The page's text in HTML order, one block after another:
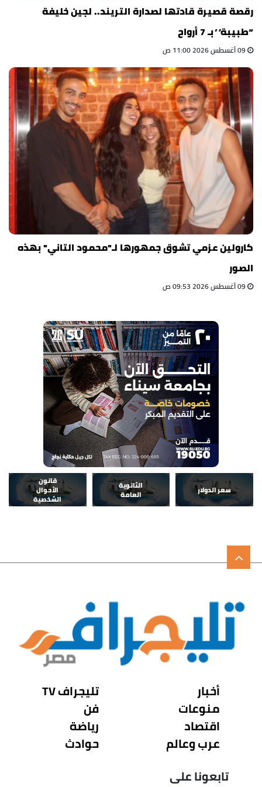
رقصة قصيرة قادتها لصدارة التريند.. لجين خليفة
“طبيبة” بـ 7 أرواح
كارولين عزمي تشوق جمهورها لـ"محمود التاني" بهذه
الصور
سعر الدولار
الثانوية
العامة
قانون
الأحوال
الشخصية
أخبار
منوعات
اقتصاد
عرب وعالم
تليجراف TV
فن
رياضة
حوادث
تابعونا على